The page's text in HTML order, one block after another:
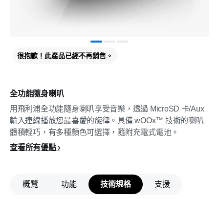
全功能隨身喇叭
用飛利浦全功能隨身喇叭享受音樂，透過 MicroSD 卡/Aux
輸入連線播放您最喜愛的旋律。具備 wOOx™ 技術的喇叭
體積輕巧，有多種顏色可選擇，隨附充電式電池。
查看所有優點
很抱歉！此產品已經不再銷售。
概覽 功能 技術規格 支援